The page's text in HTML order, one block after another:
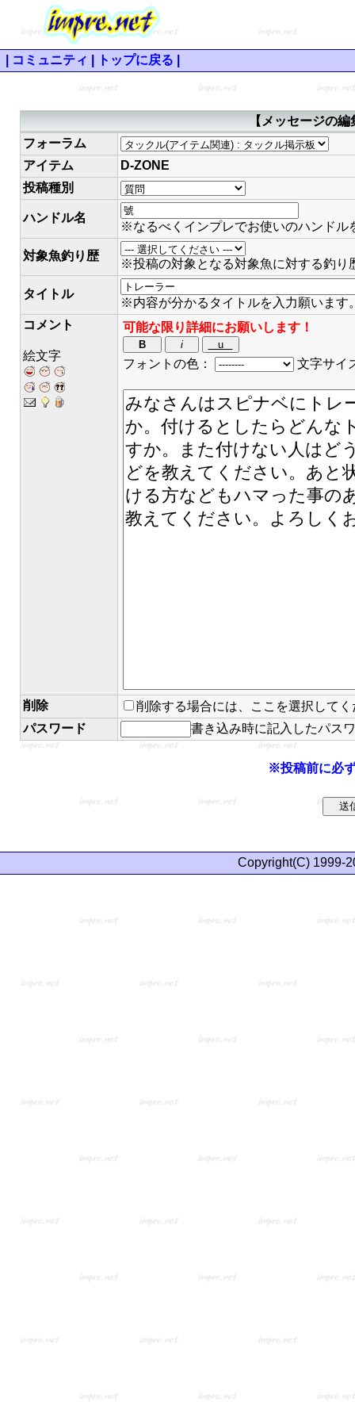
コミュニティ トップに戻る
【メッセージの
フォーラム
アイテム
D-ZONE
投稿種別
ハンドル名
※なるべくインプレでお使いのハンドル
対象魚釣り歴
※投稿の対象となる対象魚に対する釣り
タイトル
※内容が分かるタイトルを入力願います
コメント
絵文字
可能な限り詳細にお願いします！
フォントの色： 文字サイ
削除
削除する場合には、ここを選択してく
パスワード
書き込み時に記入したパス
※投稿前に必
Copyright(C) 1999-